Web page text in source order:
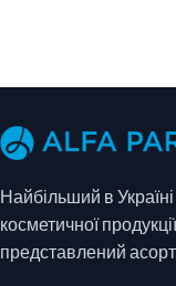
Найбільший в
косметичної
представлений